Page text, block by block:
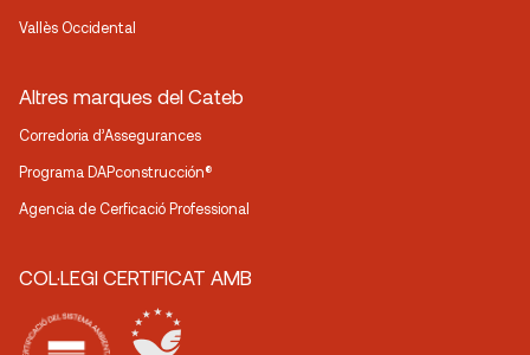
Vallès Occidental
Altres marques del Cateb
Corredoria d’Assegurances
Programa DAPconstrucción®
Agencia de Cerficació Professional
COL·LEGI CERTIFICAT AMB